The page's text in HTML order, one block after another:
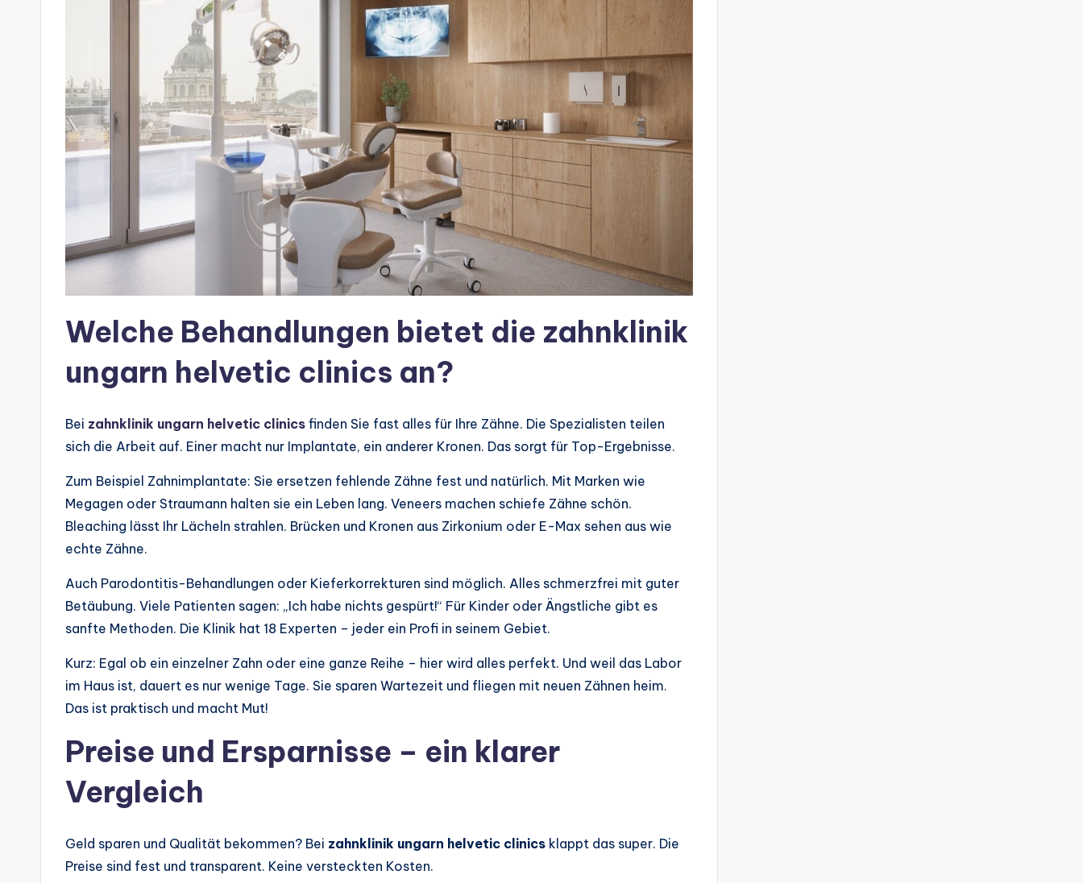
Welche Behandlungen bietet die zahnklinik
ungarn helvetic clinics an?
Bei zahnklinik ungarn helvetic clinics finden Sie fast alles für Ihre Zähne. Die Spezialisten teilen
sich die Arbeit auf. Einer macht nur Implantate, ein anderer Kronen. Das sorgt für Top-Ergebnisse.
Zum Beispiel Zahnimplantate: Sie ersetzen fehlende Zähne fest und natürlich. Mit Marken wie
Megagen oder Straumann halten sie ein Leben lang. Veneers machen schiefe Zähne schön.
Bleaching lässt Ihr Lächeln strahlen. Brücken und Kronen aus Zirkonium oder E-Max sehen aus wie
echte Zähne.
Auch Parodontitis-Behandlungen oder Kieferkorrekturen sind möglich. Alles schmerzfrei mit guter
Betäubung. Viele Patienten sagen: „Ich habe nichts gespürt!“ Für Kinder oder Ängstliche gibt es
sanfte Methoden. Die Klinik hat 18 Experten – jeder ein Profi in seinem Gebiet.
Kurz: Egal ob ein einzelner Zahn oder eine ganze Reihe – hier wird alles perfekt. Und weil das Labor
im Haus ist, dauert es nur wenige Tage. Sie sparen Wartezeit und fliegen mit neuen Zähnen heim.
Das ist praktisch und macht Mut!
Preise und Ersparnisse – ein klarer
Vergleich
Geld sparen und Qualität bekommen? Bei zahnklinik ungarn helvetic clinics klappt das super. Die
Preise sind fest und transparent. Keine versteckten Kosten.